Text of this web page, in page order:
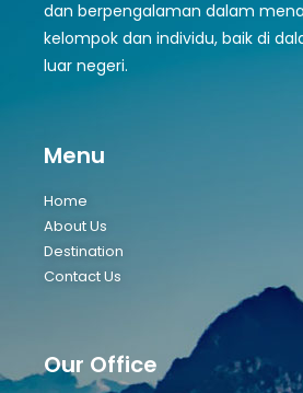
dan berpengalaman dalam
kelompok dan individu, baik di
luar negeri.
Menu
Home
About Us
Destination
Contact Us
Our Office